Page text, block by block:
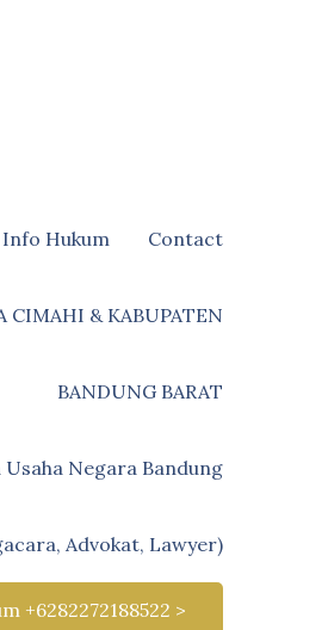
Hukum Contact
CIMAHI & KABUPATEN
BANDUNG BARAT
Negara Bandung
Advokat, Lawyer)
+6282272188522 >